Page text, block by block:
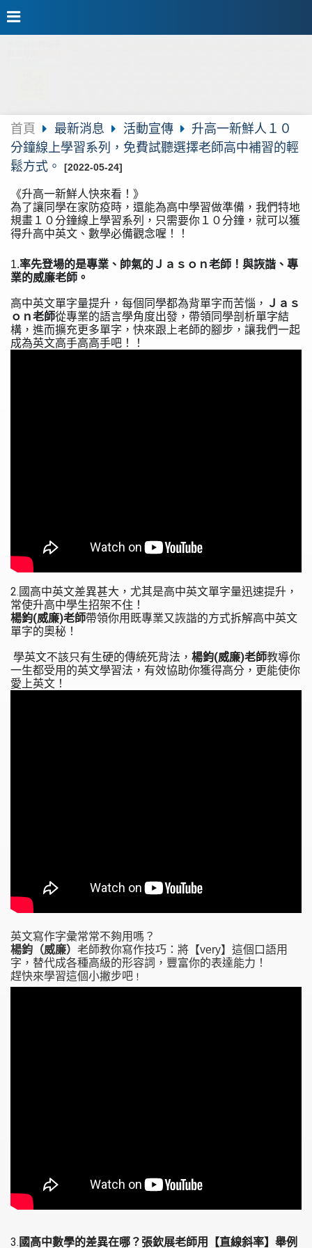
首頁 最新消息 活動宣傳
升高一新鮮人１０
分鐘線上學習系列，免費試聽選擇老師高中補習的輕
鬆方式。
[2022-05-24]
《升高一新鮮人快來看！》
為了讓同學在家防疫時，還能為高中學習做準備，我們特地
規畫１０分鐘線上學習系列，只需要你１０分鐘，就可以獲
得升高中英文、數學必備觀念喔！！
1.率先登場的是專業、帥氣的Ｊａｓｏｎ老師！與詼諧、專
業的威廉老師。
高中英文單字量提升，每個同學都為背單字而苦惱， Ｊａｓ
ｏｎ老師從專業的語言學角度出發，帶領同學剖析單字結
構，進而擴充更多單字，快來跟上老師的腳步，讓我們一起
成為英文高手高高手吧！！
2.國高中英文差異甚大，尤其是高中英文單字量迅速提升，
常使升高中學生招架不住！
楊鈞(威廉)老師帶領你用既專業又詼諧的方式拆解高中英文
單字的奧秘！
學英文不該只有生硬的傳統死背法， 楊鈞(威廉)老師教導你
一生都受用的英文學習法，有效協助你獲得高分，更能使你
愛上英文！
英文寫作字彙常常不夠用嗎？
楊鈞（威廉） 老師教你寫作技巧：將【very】這個口語用
字，替代成各種高級的形容詞，豐富你的表達能力！
趕快來學習這個小撇步吧 ！
3. 國高中數學的差異在哪？張欽展老師用【直線斜率】舉例